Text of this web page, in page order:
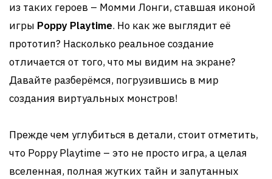
из таких героев – Момми Лонги, ставшая иконой
игры Poppy Playtime. Но как же выглядит её
прототип? Насколько реальное создание
отличается от того, что мы видим на экране?
Давайте разберёмся, погрузившись в мир
создания виртуальных монстров!
Прежде чем углубиться в детали, стоит отметить,
что Poppy Playtime – это не просто игра, а целая
вселенная, полная жутких тайн и запутанных